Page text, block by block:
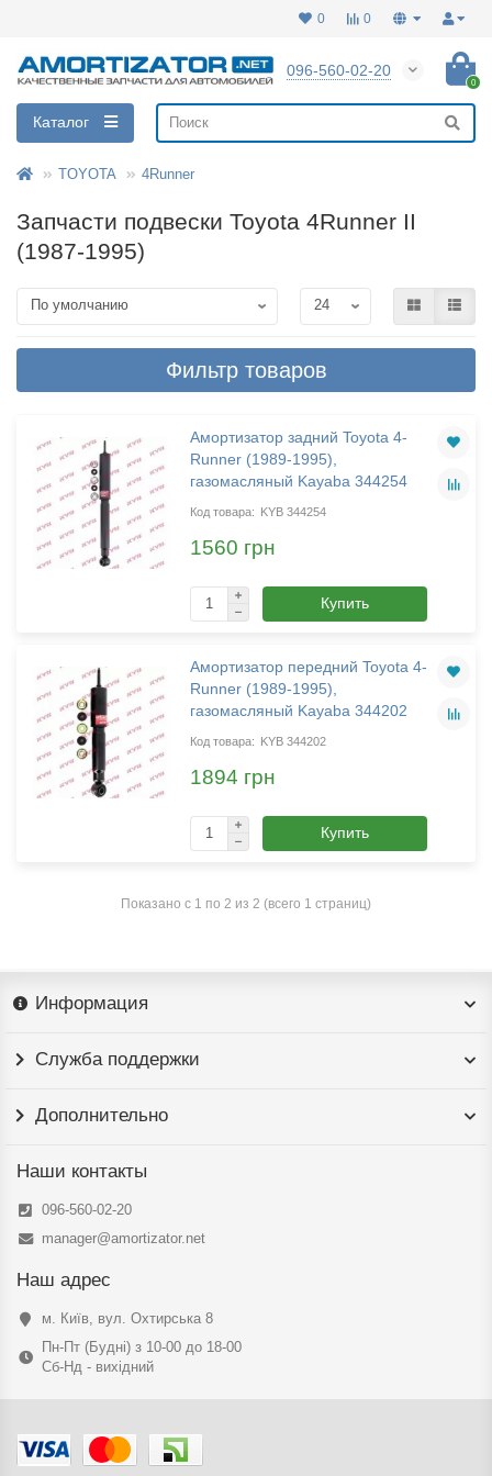
0
0
096-560-02-20
0
Каталог
TOYOTA 4Runner
Запчасти подвески Toyota 4Runner II
(1987-1995)
Фильтр товаров
Амортизатор задний Toyota 4-
Runner (1989-1995),
газомасляный Kayaba 344254
KYB 344254
1560 грн
Купить
Амортизатор передний Toyota 4-
Runner (1989-1995),
газомасляный Kayaba 344202
KYB 344202
1894 грн
Купить
Показано с 1 по 2 из 2 (всего 1 страниц)
Информация
Служба поддержки
Дополнительно
Наши контакты
096-560-02-20
manager@amortizator.net
Наш адрес
м. Київ, вул. Охтирська 8
Пн-Пт (Будні) з 10-00 до 18-00
Сб-Нд - вихідний